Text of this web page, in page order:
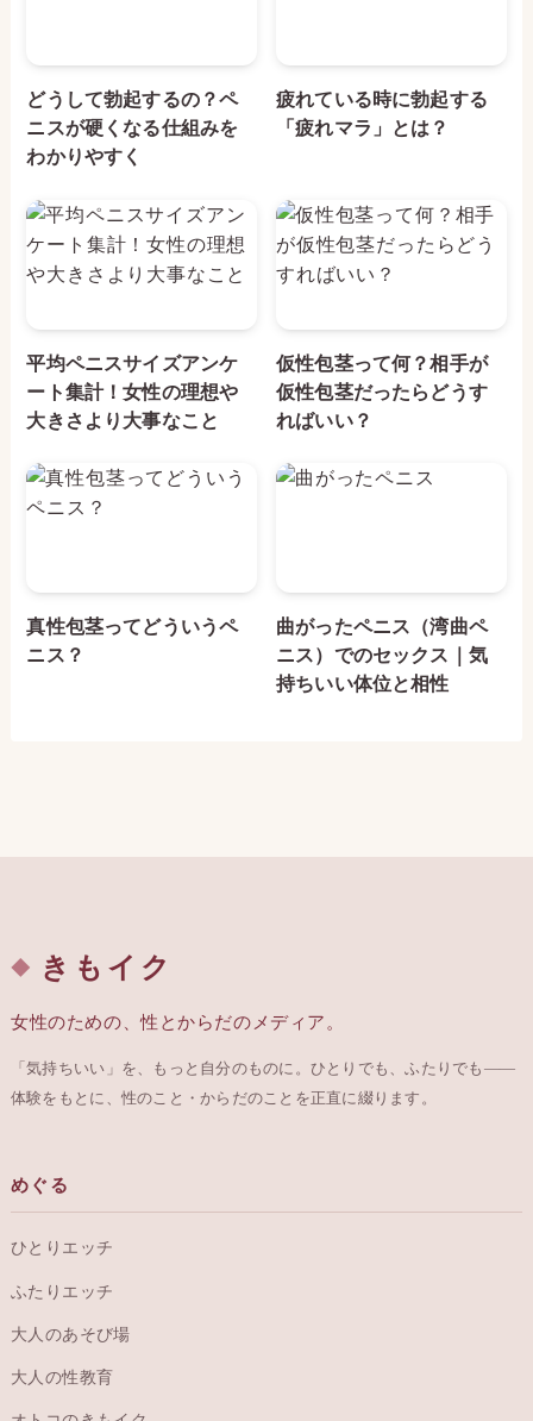
どうして勃起するの？ペ
ニスが硬くなる仕組みを
わかりやすく
疲れている時に勃起する
「疲れマラ」とは？
平均ペニスサイズアンケ
ート集計！女性の理想や
大きさより大事なこと
仮性包茎って何？相手が
仮性包茎だったらどうす
ればいい？
真性包茎ってどういうペ
ニス？
曲がったペニス（湾曲ペ
ニス）でのセックス｜気
持ちいい体位と相性
きもイク
女性のための、性とからだのメディア。
「気持ちいい」を、もっと自分のものに。ひとりでも、ふたりでも——
体験をもとに、性のこと・からだのことを正直に綴ります。
めぐる
ひとりエッチ
ふたりエッチ
大人のあそび場
大人の性教育